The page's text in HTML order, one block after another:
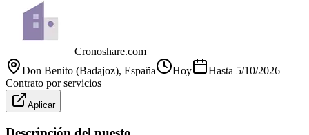
Cronoshare.com
Don Benito (Badajoz), España Hoy Hasta 5/10/2026
Contrato por servicios
Aplicar